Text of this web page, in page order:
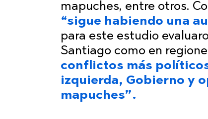
mapuches, entre otros.
“sigue habiendo una
para este estudio
Santiago como en
conflictos más
izquierda, Gobierno y
mapuches”.